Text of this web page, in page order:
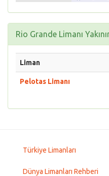
Rio Grande Limanı
Liman
Pelotas Limanı
Türkiye Limanları
Dünya Limanları Rehberi